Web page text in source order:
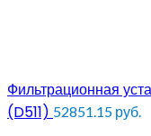
Фильтрационная
(D511) 52851.15 руб.